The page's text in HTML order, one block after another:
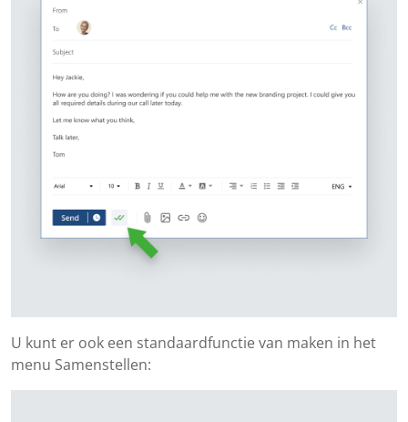
U kunt er ook een standaardfunctie van maken in het
menu Samenstellen: